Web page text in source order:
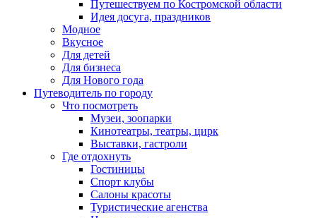
Путешествуем по Костромской области
Идея досуга, праздников
Модное
Вкусное
Для детей
Для бизнеса
Для Нового года
Путеводитель по городу
Что посмотреть
Музеи, зоопарки
Кинотеатры, театры, цирк
Выставки, гастроли
Где отдохнуть
Гостиницы
Спорт клубы
Салоны красоты
Туристические агенства